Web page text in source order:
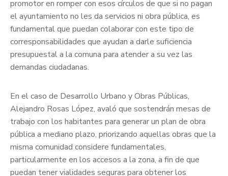
promotor en romper con esos círculos de que si no pagan
el ayuntamiento no les da servicios ni obra pública, es
fundamental que puedan colaborar con este tipo de
corresponsabilidades que ayudan a darle suficiencia
presupuestal a la comuna para atender a su vez las
demandas ciudadanas.
En el caso de Desarrollo Urbano y Obras Públicas,
Alejandro Rosas López, avaló que sostendrán mesas de
trabajo con los habitantes para generar un plan de obra
pública a mediano plazo, priorizando aquellas obras que la
misma comunidad considere fundamentales,
particularmente en los accesos a la zona, a fin de que
puedan tener vialidades seguras para obtener los